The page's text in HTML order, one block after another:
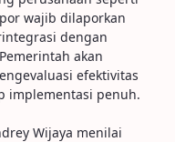
wajib dilaporkan
dengan
akan
efektivitas
implementasi penuh.
Wijaya menilai